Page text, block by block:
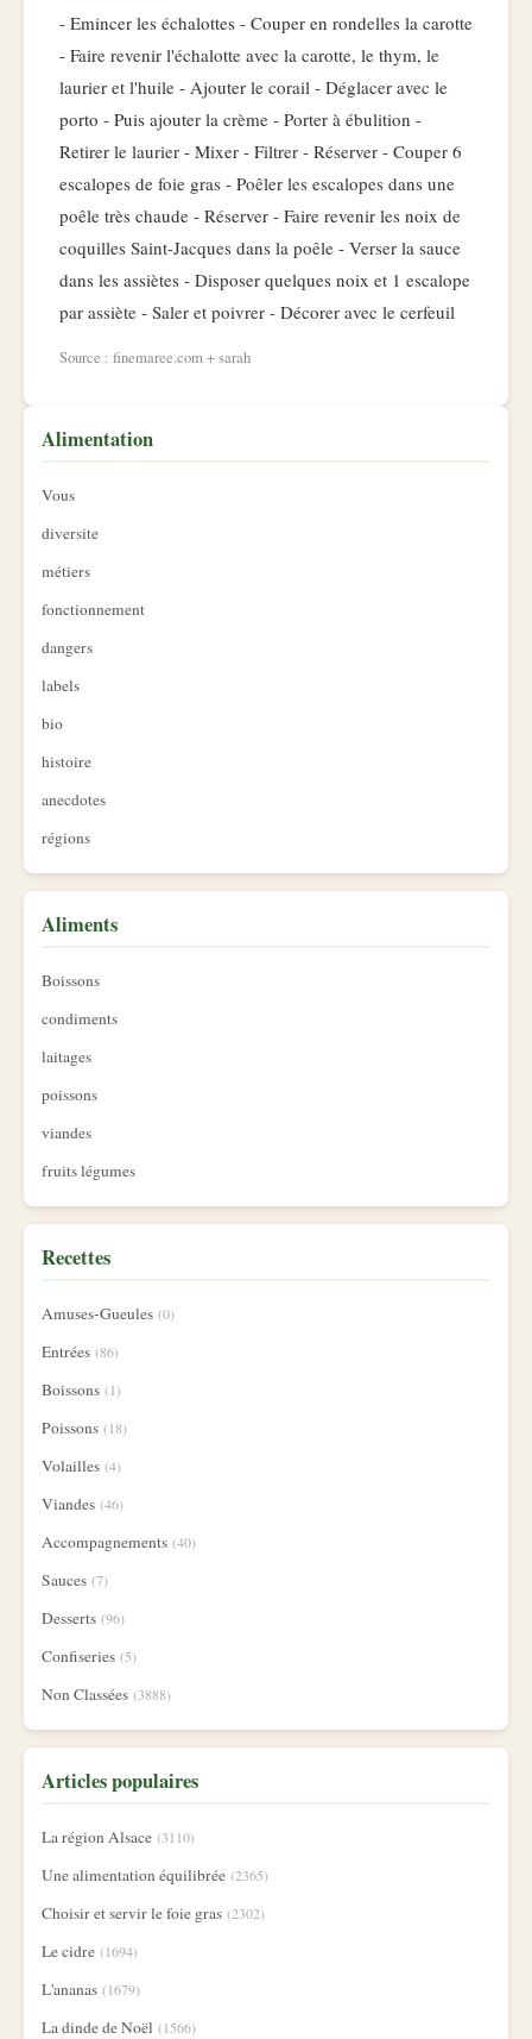
- Emincer les échalottes - Couper en rondelles la carotte
- Faire revenir l'échalotte avec la carotte, le thym, le
laurier et l'huile - Ajouter le corail - Déglacer avec le
porto - Puis ajouter la crème - Porter à ébulition -
Retirer le laurier - Mixer - Filtrer - Réserver - Couper 6
escalopes de foie gras - Poêler les escalopes dans une
poêle très chaude - Réserver - Faire revenir les noix de
coquilles Saint-Jacques dans la poêle - Verser la sauce
dans les assiètes - Disposer quelques noix et 1 escalope
par assiète - Saler et poivrer - Décorer avec le cerfeuil
Source : finemaree.com + sarah
Alimentation
Vous
diversite
métiers
fonctionnement
dangers
labels
bio
histoire
anecdotes
régions
Aliments
Boissons
condiments
laitages
poissons
viandes
fruits légumes
Recettes
Amuses-Gueules (0)
Entrées (86)
Boissons (1)
Poissons (18)
Volailles (4)
Viandes (46)
Accompagnements (40)
Sauces (7)
Desserts (96)
Confiseries (5)
Non Classées (3888)
Articles populaires
La région Alsace (3110)
Une alimentation équilibrée (2365)
Choisir et servir le foie gras (2302)
Le cidre (1694)
L'ananas (1679)
La dinde de Noël (1566)